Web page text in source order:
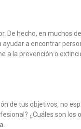
hecho, en muchos
a encontrar
la prevención o
de tus objetivos, no
¿Cuáles son